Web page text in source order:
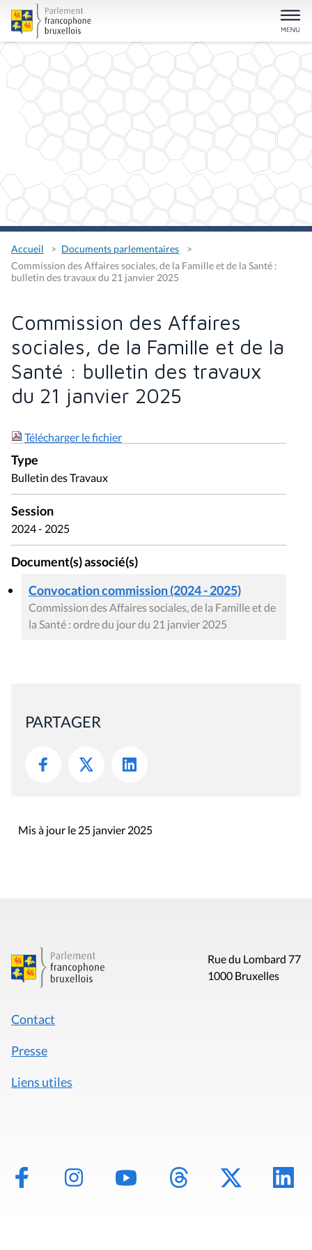
Accueil
Documents parlementaires
Commission des Affaires sociales, de la Famille et de la Santé :
bulletin des travaux du 21 janvier 2025
Commission des Affaires
sociales, de la Famille et de la
Santé : bulletin des travaux
du 21 janvier 2025
Télécharger le fichier
Type
Bulletin des Travaux
Session
2024 - 2025
Document(s) associé(s)
Convocation commission (2024 - 2025)
Commission des Affaires sociales, de la Famille et de
la Santé : ordre du jour du 21 janvier 2025
PARTAGER
Mis à jour le 25 janvier 2025
Rue du Lombard 77
1000 Bruxelles
Contact
Presse
Liens utiles